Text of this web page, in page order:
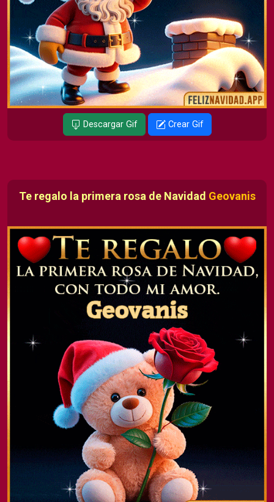
Descargar Gif Crear Gif
Te regalo la primera rosa de Navidad Geovanis